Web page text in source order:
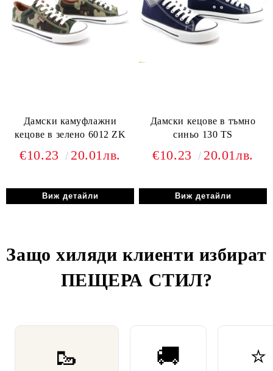
Дамски камуфлажни
кецове в зелено 6012 ZK
€10.23 20.01лв.
Виж детайли
Дамски кецове в тъмно
синьо 130 TS
€10.23 20.01лв.
Виж детайли
Защо хиляди клиенти избират
ПЕЩЕРА СТИЛ?
🥾 🚚 ⭐